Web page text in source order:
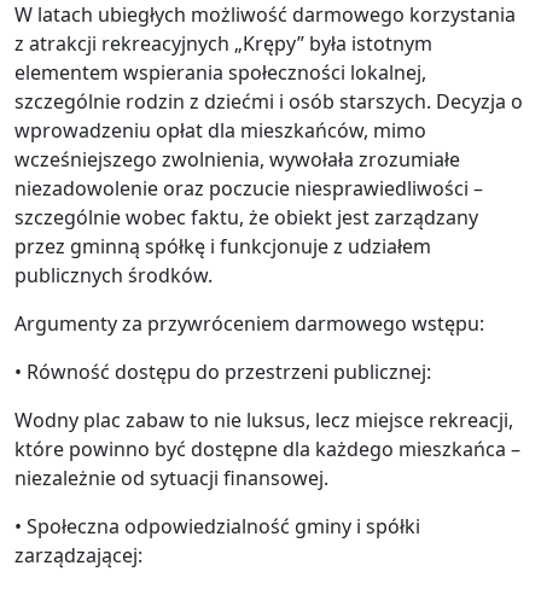
W latach ubiegłych możliwość darmowego korzystania
z atrakcji rekreacyjnych „Krępy” była istotnym
elementem wspierania społeczności lokalnej,
szczególnie rodzin z dziećmi i osób starszych. Decyzja o
wprowadzeniu opłat dla mieszkańców, mimo
wcześniejszego zwolnienia, wywołała zrozumiałe
niezadowolenie oraz poczucie niesprawiedliwości –
szczególnie wobec faktu, że obiekt jest zarządzany
przez gminną spółkę i funkcjonuje z udziałem
publicznych środków.
Argumenty za przywróceniem darmowego wstępu:
• Równość dostępu do przestrzeni publicznej:
Wodny plac zabaw to nie luksus, lecz miejsce rekreacji,
które powinno być dostępne dla każdego mieszkańca –
niezależnie od sytuacji finansowej.
• Społeczna odpowiedzialność gminy i spółki
zarządzającej: